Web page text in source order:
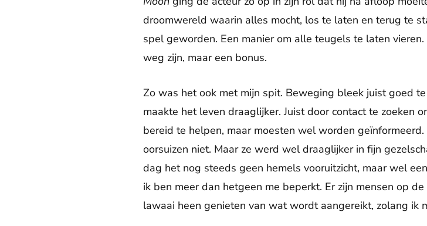
droomwereld waarin alles mocht, los te laten en terug te
spel geworden. Een manier om alle teugels te laten
weg zijn, maar een bonus.
Zo was het ook met mijn spit. Beweging bleek juist goed
maakte het leven draaglijker. Juist door contact te zoeken
bereid te helpen, maar moesten wel worden
oorsuizen niet. Maar ze werd wel draaglijker in fijn
dag het nog steeds geen hemels vooruitzicht, maar wel
ik ben meer dan hetgeen me beperkt. Er zijn mensen op
lawaai heen genieten van wat wordt aangereikt, zolang ik